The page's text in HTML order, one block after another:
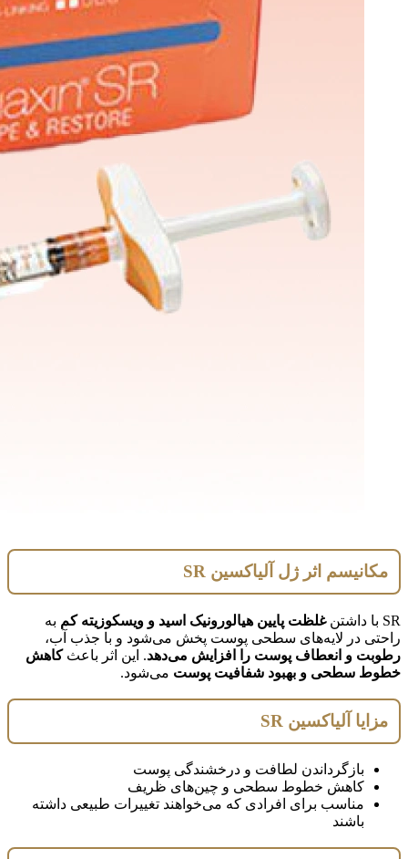
مکانیسم اثر ژل آلیاکسین SR
SR با داشتن غلظت پایین هیالورونیک اسید و ویسکوزیته کم به
راحتی در لایه‌های سطحی پوست پخش می‌شود و با جذب آب،
رطوبت و انعطاف پوست را افزایش می‌دهد. این اثر باعثکاهش
خطوط سطحی و بهبود شفافیت پوست می‌شود.
مزایا آلیاکسین SR
بازگرداندن لطافت و درخشندگی پوست
کاهش خطوط سطحی و چین‌های ظریف
مناسب برای افرادی که می‌خواهند تغییرات طبیعی داشته
باشند